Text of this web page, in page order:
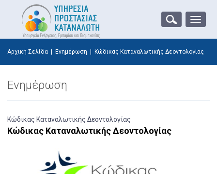
Toggle
Αρχική Σελίδα Ενημέρωση Κώδικας Καταναλωτικής Δεοντολογίας
Ενημέρωση
Κώδικας Καταναλωτικής Δεοντολογίας
Κώδικας Καταναλωτικής Δεοντολογίας